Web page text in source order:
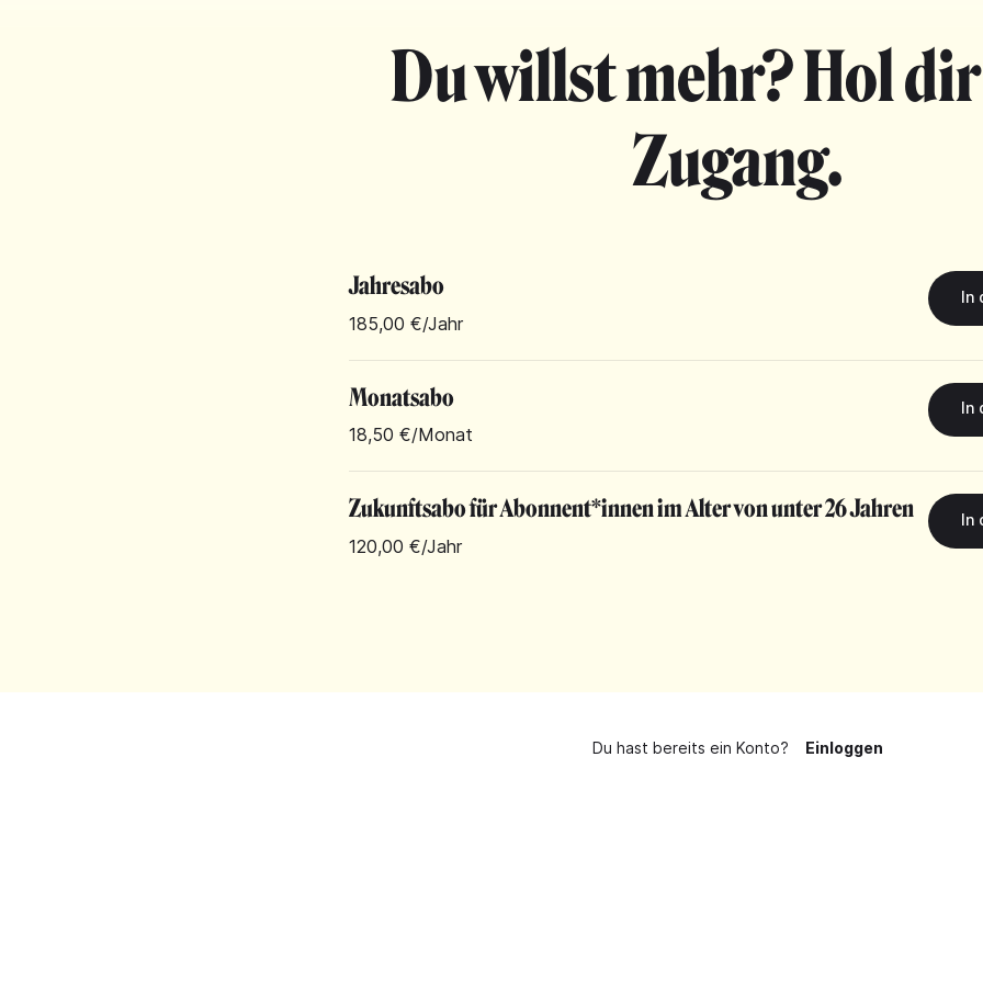
Du willst mehr? Hol
Zugang.
Jahresabo
185,00 €/Jahr
Monatsabo
18,50 €/Monat
Zukunftsabo für Abonnent*innen im Alter von unter 26 Jahren
120,00 €/Jahr
Du hast bereits ein Konto? Einloggen